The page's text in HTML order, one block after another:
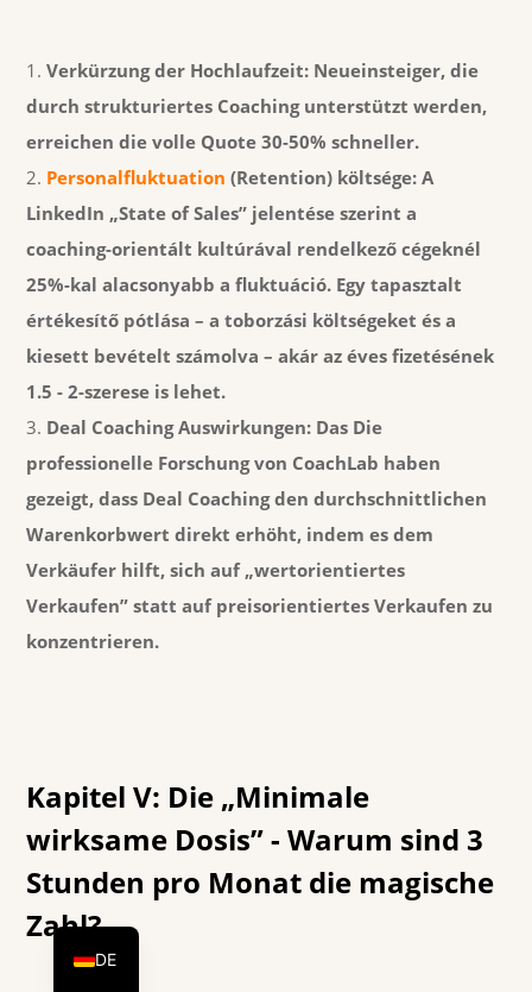
Verkürzung der Hochlaufzeit: Neueinsteiger, die
durch strukturiertes Coaching unterstützt werden,
erreichen die volle Quote 30-50% schneller.
Personalfluktuation (Retention) költsége: A
LinkedIn „State of Sales” jelentése szerint a
coaching-orientált kultúrával rendelkező cégeknél
25%-kal alacsonyabb a fluktuáció. Egy tapasztalt
értékesítő pótlása – a toborzási költségeket és a
kiesett bevételt számolva – akár az éves fizetésének
1.5 - 2-szerese is lehet.
Deal Coaching Auswirkungen: Das Die
professionelle Forschung von CoachLab haben
gezeigt, dass Deal Coaching den durchschnittlichen
Warenkorbwert direkt erhöht, indem es dem
Verkäufer hilft, sich auf „wertorientiertes
Verkaufen” statt auf preisorientiertes Verkaufen zu
konzentrieren.
Kapitel V: Die „Minimale
wirksame Dosis” - Warum sind 3
Stunden pro Monat die magische
Zahl?
DE
HU
EN